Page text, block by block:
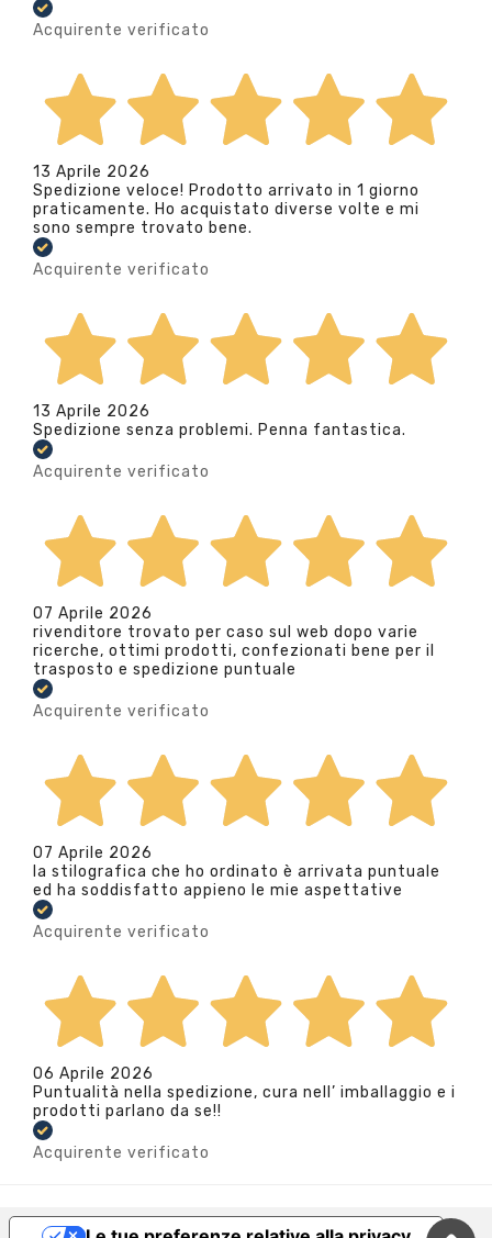
Acquirente verificato
13 Aprile 2026
Spedizione veloce! Prodotto arrivato in 1 giorno
praticamente. Ho acquistato diverse volte e mi
sono sempre trovato bene.
Acquirente verificato
13 Aprile 2026
Spedizione senza problemi. Penna fantastica.
Acquirente verificato
07 Aprile 2026
rivenditore trovato per caso sul web dopo varie
ricerche, ottimi prodotti, confezionati bene per il
trasposto e spedizione puntuale
Acquirente verificato
07 Aprile 2026
la stilografica che ho ordinato è arrivata puntuale
ed ha soddisfatto appieno le mie aspettative
Acquirente verificato
06 Aprile 2026
Puntualità nella spedizione, cura nell’ imballaggio e i
prodotti parlano da se!!
Acquirente verificato